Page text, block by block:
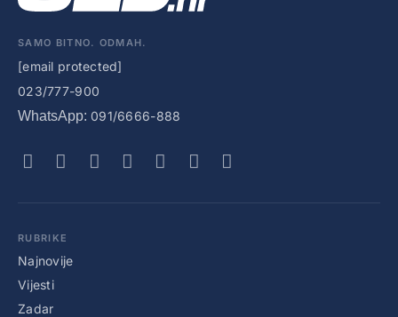
SAMO BITNO. ODMAH.
[email protected]
023/777-900
WhatsApp: 091/6666-888
RUBRIKE
Najnovije
Vijesti
Zadar